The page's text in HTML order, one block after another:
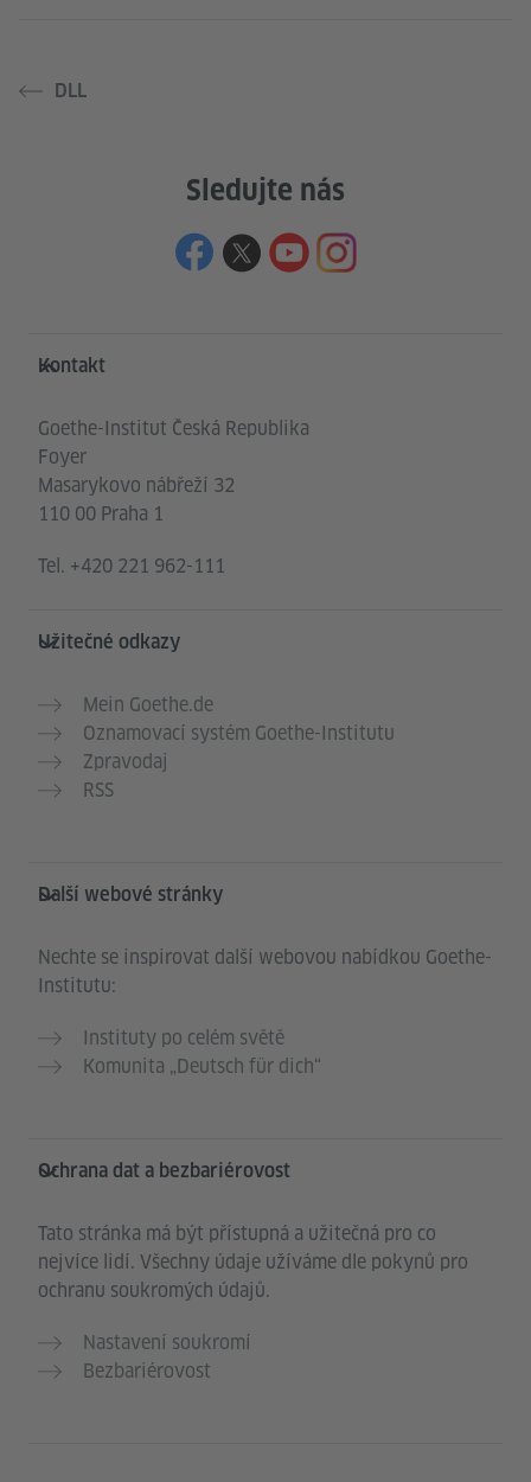
DLL
Sledujte nás
Service- und Informationsbereich
Kontakt
Goethe-Institut Česká Republika
Foyer
Masarykovo nábřeží 32
110 00 Praha 1
Tel. +420 221 962-111
Užitečné odkazy
Mein Goethe.de
Oznamovací systém Goethe-Institutu
Zpravodaj
RSS
Další webové stránky
Nechte se inspirovat další webovou nabídkou Goethe-
Institutu:
Instituty po celém světě
Komunita „Deutsch für dich“
Ochrana dat a bezbariérovost
Tato stránka má být přístupná a užitečná pro co
nejvíce lidí. Všechny údaje užíváme dle pokynů pro
ochranu soukromých údajů.
Nastavení soukromí
Bezbariérovost